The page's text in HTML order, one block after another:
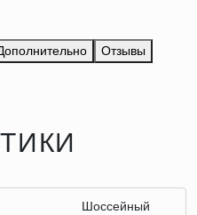
Отзывы
Шоссейный